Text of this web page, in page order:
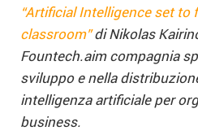
“Artificial Intelligence set to
classroom”diNikolas
Fountech.aim compagnia
sviluppo e nella
intelligenza artificiale per
business.